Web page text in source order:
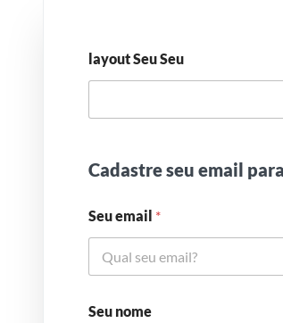
layout Seu Seu
Cadastre seu email
Seu email *
Seu nome